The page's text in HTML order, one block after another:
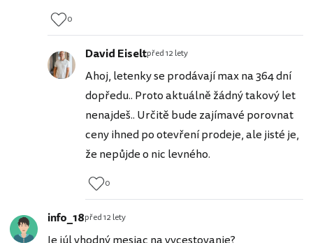
0
David Eiseltpřed 12 lety
Ahoj, letenky se prodávají max na 364 dní
dopředu.. Proto aktuálně žádný takový let
nenajdeš.. Určitě bude zajímavé porovnat
ceny ihned po otevření prodeje, ale jisté je,
že nepůjde o nic levného.
0
info_18před 12 lety